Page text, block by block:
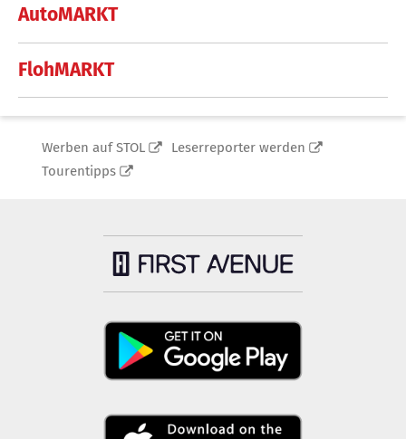
AutoMARKT
FlohMARKT
Werben auf STOL
Leserreporter werden
Tourentipps